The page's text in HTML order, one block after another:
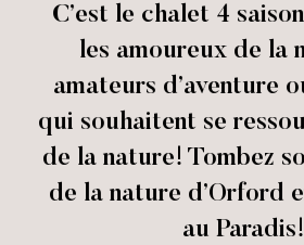
C’est le chalet 4
les amoureux de la
amateurs d’aventure
qui souhaitent se
de la nature! Tombez
de la nature d’Orford
au Paradis!